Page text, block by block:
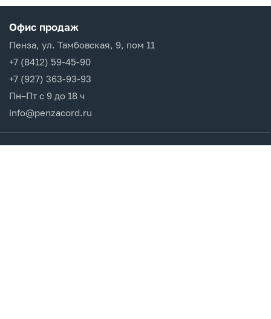
Офис продаж
Пенза, ул. Тамбовская, 9, пом 11
+7 (8412) 59-45-90
+7 (927) 363-93-93
Пн–Пт с 9 до 18 ч
info@penzacord.ru
Производители